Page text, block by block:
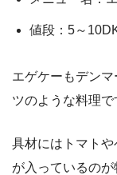
値段：5～
エゲケーもデン
ツのような料理で
具材にはトマト
が入っているの